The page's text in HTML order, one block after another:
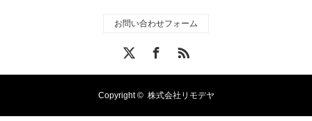
お問い合わせフォーム
RSS
Copyright © 株式会社リモデヤ